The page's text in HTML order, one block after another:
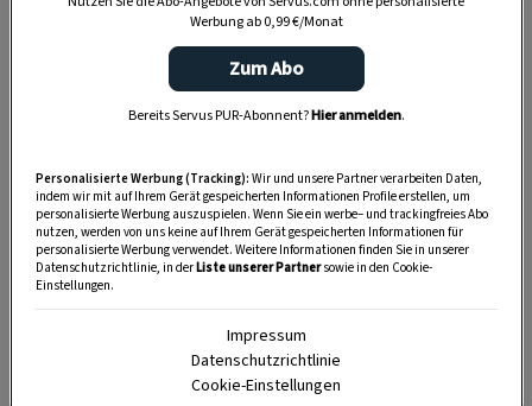
SPEICHERN DRUCKEN
Für das Roggenmuis
Werbung ab 0,99 €/Monat
Zum Abo
Bereits Servus PUR-Abonnent?Hier anmelden.
Personalisierte Werbung (Tracking): Wir und unsere Partner verarbeiten Daten,
indem wir mit auf Ihrem Gerät gespeicherten Informationen Profile erstellen, um
personalisierte Werbung auszuspielen. Wenn Sie ein werbe– und trackingfreies Abo
nutzen, werden von uns keine auf Ihrem Gerät gespeicherten Informationen für
personalisierte Werbung verwendet. Weitere Informationen finden Sie in unserer
Datenschutzrichtlinie, in derListe unserer Partnersowie in den Cookie-
Einstellungen.
Impressum
Datenschutzrichtlinie
Cookie-Einstellungen